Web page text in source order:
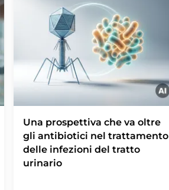
Una prospettiva che va oltre
gli antibiotici nel trattamento
delle infezioni del tratto
urinario